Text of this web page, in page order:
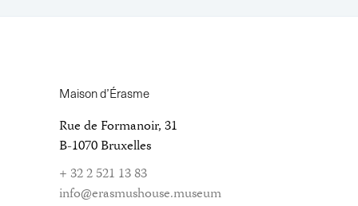
Maison d’Érasme
Rue de Formanoir, 31
B-1070 Bruxelles
+ 32 2 521 13 83
info@erasmushouse.museum